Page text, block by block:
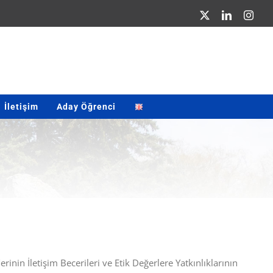
LinkedIn
İletişim Aday Öğrenci
İletişim Becerileri ve Etik Değerlere Yatkınlıklarının